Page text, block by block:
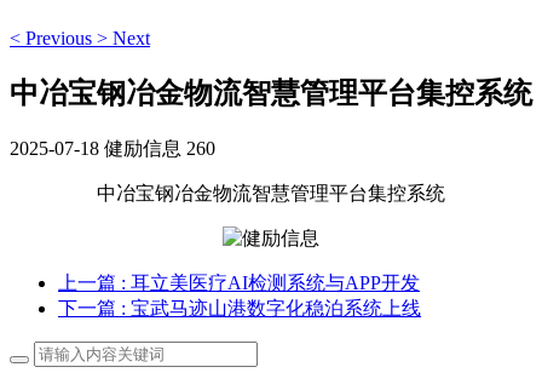
< Previous > Next
中冶宝钢冶金物流智慧管理平台集控系统
2025-07-18 健励信息 260
中冶宝钢冶金物流智慧管理平台集控系统
上一篇 : 耳立美医疗AI检测系统与APP开发
下一篇 : 宝武马迹山港数字化稳泊系统上线